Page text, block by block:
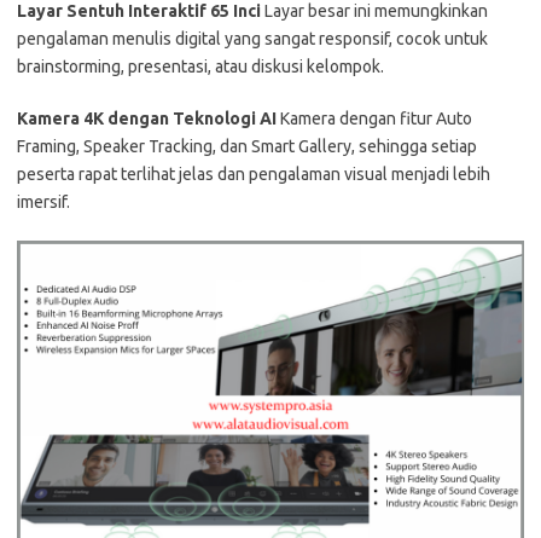
Layar Sentuh Interaktif 65 InciLayar besar ini memungkinkan
pengalaman menulis digital yang sangat responsif, cocok untuk
brainstorming, presentasi, atau diskusi kelompok.
Kamera 4K dengan Teknologi AIKamera dengan fitur Auto
Framing, Speaker Tracking, dan Smart Gallery, sehingga setiap
peserta rapat terlihat jelas dan pengalaman visual menjadi lebih
imersif.